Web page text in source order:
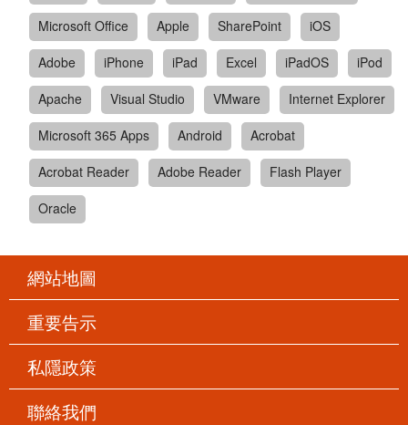
Microsoft Office
Apple SharePoint
iOS
Adobe
iPhone iPad Excel iPadOS
iPod
Apache
Visual Studio VMware
Internet Explorer
Microsoft 365 Apps
Android
Acrobat
Acrobat Reader
Adobe Reader
Flash Player
Oracle
網站地圖
重要告示
私隱政策
聯絡我們